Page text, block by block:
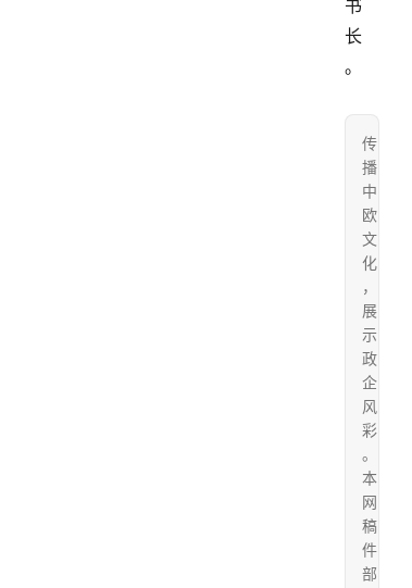
书
长
。
传
播
中
欧
文
化
，
展
示
政
企
风
彩
。
本
网
稿
件
部